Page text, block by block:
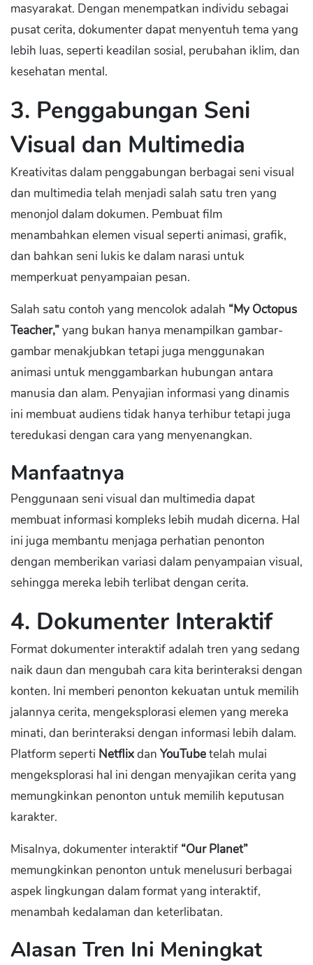
masyarakat. Dengan menempatkan individu sebagai
pusat cerita, dokumenter dapat menyentuh tema yang
lebih luas, seperti keadilan sosial, perubahan iklim, dan
kesehatan mental.
3. Penggabungan Seni
Visual dan Multimedia
Kreativitas dalam penggabungan berbagai seni visual
dan multimedia telah menjadi salah satu tren yang
menonjol dalam dokumen. Pembuat film
menambahkan elemen visual seperti animasi, grafik,
dan bahkan seni lukis ke dalam narasi untuk
memperkuat penyampaian pesan.
Salah satu contoh yang mencolok adalah “My Octopus
Teacher,”yang bukan hanya menampilkan gambar-
gambar menakjubkan tetapi juga menggunakan
animasi untuk menggambarkan hubungan antara
manusia dan alam. Penyajian informasi yang dinamis
ini membuat audiens tidak hanya terhibur tetapi juga
teredukasi dengan cara yang menyenangkan.
Manfaatnya
Penggunaan seni visual dan multimedia dapat
membuat informasi kompleks lebih mudah dicerna. Hal
ini juga membantu menjaga perhatian penonton
dengan memberikan variasi dalam penyampaian visual,
sehingga mereka lebih terlibat dengan cerita.
4. Dokumenter Interaktif
Format dokumenter interaktif adalah tren yang sedang
naik daun dan mengubah cara kita berinteraksi dengan
konten. Ini memberi penonton kekuatan untuk memilih
jalannya cerita, mengeksplorasi elemen yang mereka
minati, dan berinteraksi dengan informasi lebih dalam.
Platform seperti Netflixdan YouTubetelah mulai
mengeksplorasi hal ini dengan menyajikan cerita yang
memungkinkan penonton untuk memilih keputusan
karakter.
Misalnya, dokumenter interaktif “Our Planet”
memungkinkan penonton untuk menelusuri berbagai
aspek lingkungan dalam format yang interaktif,
menambah kedalaman dan keterlibatan.
Alasan Tren Ini Meningkat